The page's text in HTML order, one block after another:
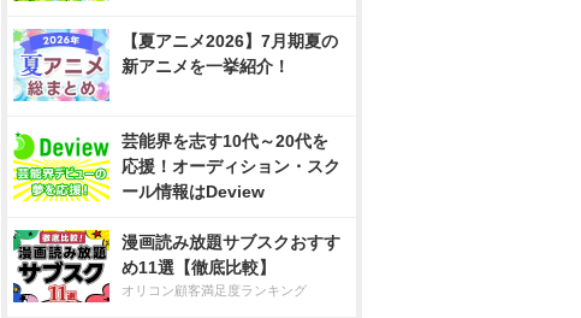
【夏アニメ2026】7月期夏の
新アニメを一挙紹介！
芸能界を志す10代～20代を
応援！オーディション・スク
ール情報はDeview
漫画読み放題サブスクおすす
め11選【徹底比較】
オリコン顧客満足度ランキング